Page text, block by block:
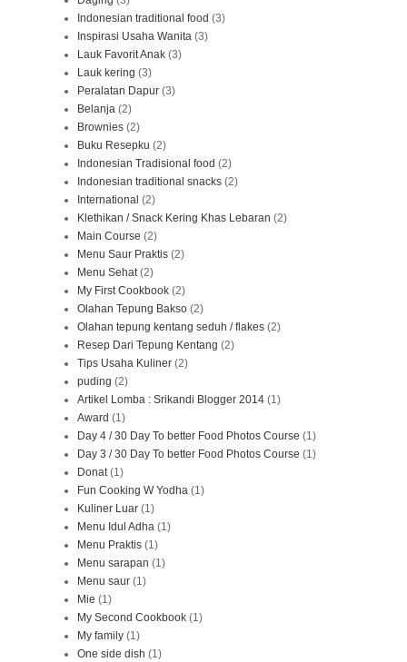
Indonesian traditional food (3)
Inspirasi Usaha Wanita (3)
Lauk Favorit Anak (3)
Lauk kering (3)
Peralatan Dapur (3)
Belanja (2)
Brownies (2)
Buku Resepku (2)
Indonesian Tradisional food (2)
Indonesian traditional snacks (2)
International (2)
Klethikan / Snack Kering Khas Lebaran (2)
Main Course (2)
Menu Saur Praktis (2)
Menu Sehat (2)
My First Cookbook (2)
Olahan Tepung Bakso (2)
Olahan tepung kentang seduh / flakes (2)
Resep Dari Tepung Kentang (2)
Tips Usaha Kuliner (2)
puding (2)
Artikel Lomba : Srikandi Blogger 2014 (1)
Award (1)
Day 4 / 30 Day To better Food Photos Course (1)
Day 3 / 30 Day To better Food Photos Course (1)
Donat (1)
Fun Cooking W Yodha (1)
Kuliner Luar (1)
Menu Idul Adha (1)
Menu Praktis (1)
Menu sarapan (1)
Menu saur (1)
Mie (1)
My Second Cookbook (1)
My family (1)
One side dish (1)